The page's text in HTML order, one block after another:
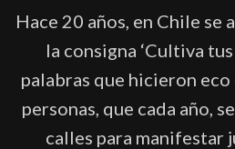
Hace 20 años, en Chile se
la consigna ‘Cultiva
palabras que hicieron eco
personas, que cada año,
calles para manifestar